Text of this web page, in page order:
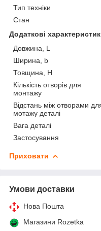
Тип техніки
Стан
Додаткові
Довжина, L
Ширина, b
Товщина, H
Кількість отворів для
монтажу
Відстань між отворами
мотажу деталі
Вага деталі
Застосування
Приховати
Умови доставки
Нова Пошта
Магазини Rozetka